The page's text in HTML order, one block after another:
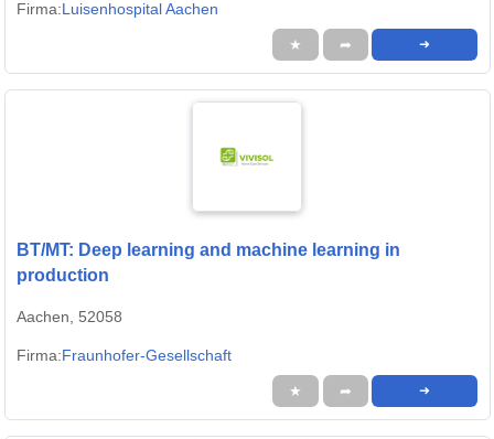
Firma:Luisenhospital Aachen
★ ➦ ➜
BT/MT: Deep learning and machine learning in
production
Aachen, 52058
Firma:Fraunhofer-Gesellschaft
★ ➦ ➜